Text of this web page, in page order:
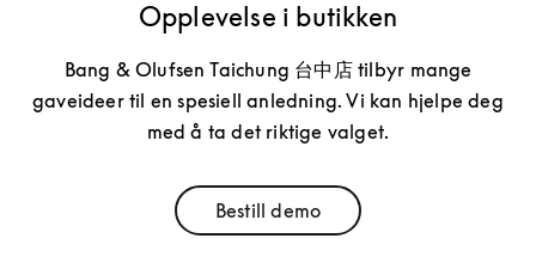
Opplevelse i butikken
Bang & Olufsen Taichung 台中店 tilbyr mange
gaveideer til en spesiell anledning. Vi kan hjelpe deg
med å ta det riktige valget.
Bestill demoLink Opens in New Tab